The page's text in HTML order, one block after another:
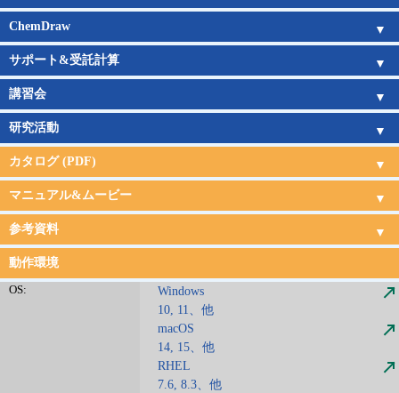
Amber概要
Amber新機能
日本語チュートリアル
Amber旧バージョン
Amberの価格
ChemDraw
ChemDraw概要
機能一覧
新機能
サポート
購入ガイド
サポート&受託計算
サポートサービス
受託計算サービス
講習会
講習会概要
講習会日程
研究活動
研究活動
カタログ (PDF)
CONFLEX
CONFLEX DOCK
Gaussian&GaussView
Amber
ChemDraw
受託計算
サポート・講習会
マニュアル&ムービー
CONFLEX & DOCKマニュアル
CONFLEX & DOCKムービー
Gaussian日本語マニュアル
Amber日本語チュートリアル
参考資料
CONFLEX&Gaussian連携
文献
現代化学サンプル分子
動作環境
OS:
Windows
10, 11、他
macOS
14, 15、他
RHEL
7.6, 8.3、他